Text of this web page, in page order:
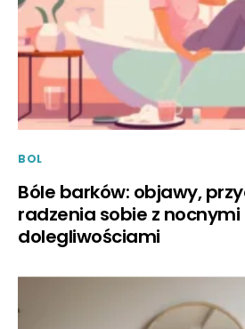
BOL
Bóle barków: objawy,
radzenia sobie z nocnymi
dolegliwościami